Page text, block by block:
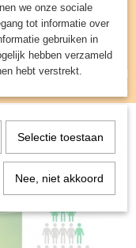
UW WINKELWAGEN
(0)
- Bordspel
we onze sociale
tot informatie over
gebruiken in
hebben verzameld
hebt verstrekt.
Selectie toestaan
Nee, niet akkoord